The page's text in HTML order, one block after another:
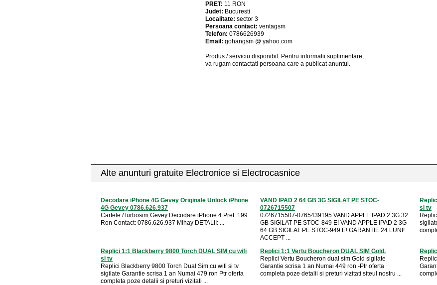
PRET: 11 RON
Judet: Bucuresti
Localitate: sector 3
Persoana contact: ventagsm
Telefon: 0786626939
Email: gohangsm @ yahoo.com
Produs / serviciu disponibil . Pentru informatii suplimentare,
va rugam contactati persoana care a publicat anuntul.
Alte anunturi gratuite Electronice si Electrocasnice
Decodare iPhone 4G Gevey Originale Unlock iPhone
4G Gevey 0786.626.937
Cartele / turbosim Gevey Decodare iPhone 4 Pret: 199
Ron Contact: 0786.626.937 Mihay DETALII: ...
VAND IPAD 2 64 GB 3G SIGILAT PE STOC-
0726715507
0726715507-0765439195 VAND APPLE IPAD 2 3G 32
GB SIGILAT PE STOC-849 E! VAND APPLE IPAD 2 3G
64 GB SIGILAT PE STOC-949 E! GARANTIE 24 LUNI!
ACCEPT ...
si tv
Replici 1:1 Blackberry 9800 Torch DUAL SIM cu wifi
si tv
Replici Blackberry 9800 Torch Dual Sim cu wifi si tv
sigilate Garantie scrisa 1 an Numai 479 ron Ptr oferta
completa poze detalii si preturi vizitati ...
Replici 1:1 Vertu Boucheron DUAL SIM Gold.
Replici Vertu Boucheron dual sim Gold sigilate
Garantie scrisa 1 an Numai 449 ron -Ptr oferta
completa poze detalii si preturi vizitati siteul nostru ...